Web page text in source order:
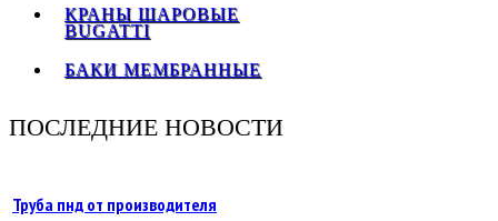
КРАНЫ ШАРОВЫЕ
BUGATTI
БАКИ МЕМБРАННЫЕ
ПОСЛЕДНИЕ НОВОСТИ
Труба пнд от производителя